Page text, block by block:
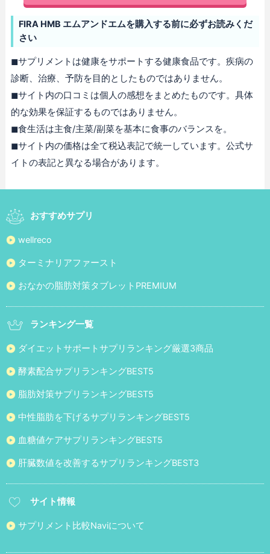
FIRA HMB エムアンドエムを購入する前に必ずお読みくだ
さい
◼︎サプリメントは健康をサポートする健康食品です。疾病の
診断、治療、予防を目的としたものではありません。
◼︎サイト内の口コミは個人の感想をまとめたものです。具体
的な効果を保証するものではありません。
◼︎食生活は主食/主菜/副菜を基本に食事のバランスを。
◼︎サイト内の価格は全て税込表記で統一しています。公式サ
イトの表記と異なる場合があります。
おすすめサプリ
wellreco
ターミナリアファースト
おなかの脂肪対策タブレットPREMIUM
ランキング一覧
ダイエットサポートサプリランキング厳選3商品
酵素配合サプリランキングBEST5
脂肪対策サプリランキングBEST5
中性脂肪を下げるサプリランキングBEST5
血糖値ケアサプリランキングBEST5
肝臓数値を改善するサプリランキングBEST3
サイト情報
サプリメント比較Naviについて